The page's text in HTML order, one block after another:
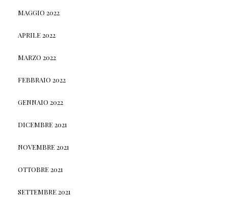
MAGGIO 2022
APRILE 2022
MARZO 2022
FEBBRAIO 2022
GENNAIO 2022
DICEMBRE 2021
NOVEMBRE 2021
OTTOBRE 2021
SETTEMBRE 2021